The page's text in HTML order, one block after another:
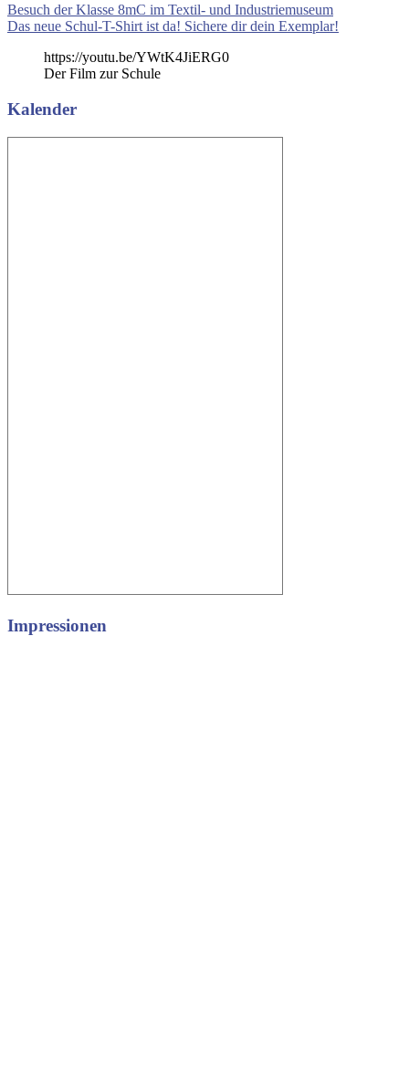
Beitragsnavigation
Vorheriger
Beitrag:
Besuch der Klasse 8mC im Textil- und Industriemuseum
Nächster
Das neue Schul-T-Shirt ist da! Sichere dir dein Exemplar!
https://youtu.be/YWtK4JiERG0
Der Film zur Schule
Kalender
Impressionen